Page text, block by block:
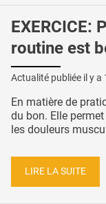
EXERCICE:
routine est
Actualité publiée il y a
En matière de
du bon. Elle
les douleurs
LIRE LA SUITE